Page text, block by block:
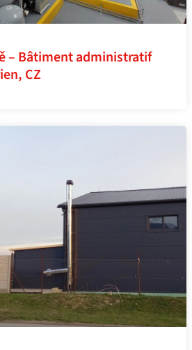
– Bâtiment administratif
CZ